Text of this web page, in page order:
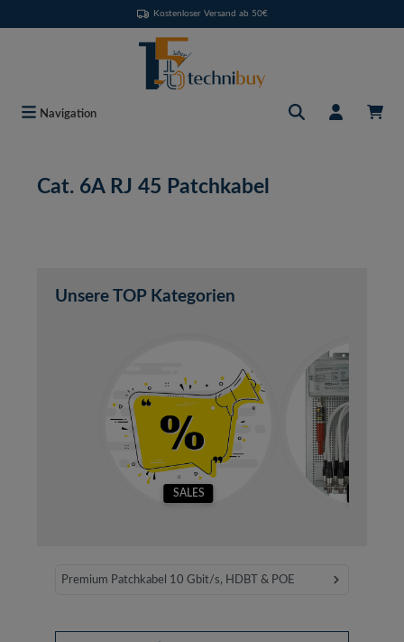
Kostenloser Versand ab 50€
Navigation
Cat. 6A RJ 45 Patchkabel
Unsere TOP Kategorien
SALES
Premium Patchkabel 10 Gbit/s, HDBT & POE